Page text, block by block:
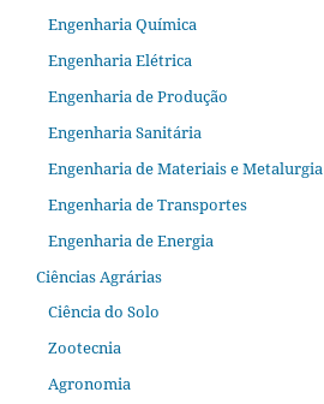
Engenharia Química
Engenharia Elétrica
Engenharia de Produção
Engenharia Sanitária
Engenharia de Materiais e Metalurgia
Engenharia de Transportes
Engenharia de Energia
Ciências Agrárias
Ciência do Solo
Zootecnia
Agronomia